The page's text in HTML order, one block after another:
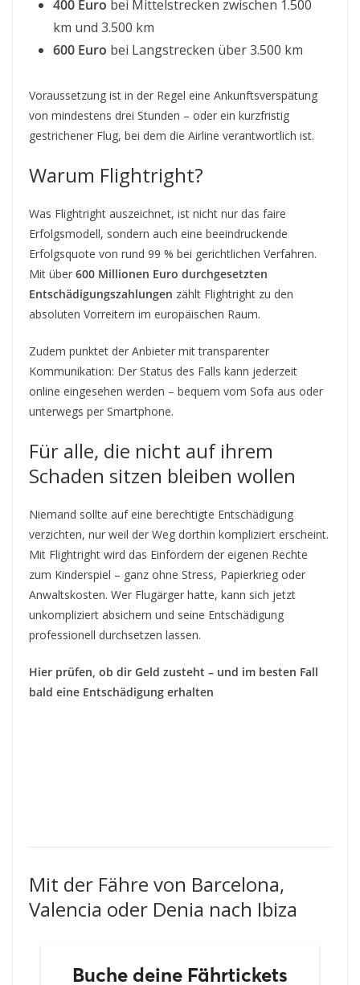
400 Euro bei Mittelstrecken zwischen 1.500
km und 3.500 km
600 Euro bei Langstrecken über 3.500 km
Voraussetzung ist in der Regel eine Ankunftsverspätung
von mindestens drei Stunden – oder ein kurzfristig
gestrichener Flug, bei dem die Airline verantwortlich ist.
Warum Flightright?
Was Flightright auszeichnet, ist nicht nur das faire
Erfolgsmodell, sondern auch eine beeindruckende
Erfolgsquote von rund 99 % bei gerichtlichen Verfahren.
Mit über 600 Millionen Euro durchgesetzten
Entschädigungszahlungen zählt Flightright zu den
absoluten Vorreitern im europäischen Raum.
Zudem punktet der Anbieter mit transparenter
Kommunikation: Der Status des Falls kann jederzeit
online eingesehen werden – bequem vom Sofa aus oder
unterwegs per Smartphone.
Für alle, die nicht auf ihrem
Schaden sitzen bleiben wollen
Niemand sollte auf eine berechtigte Entschädigung
verzichten, nur weil der Weg dorthin kompliziert erscheint.
Mit Flightright wird das Einfordern der eigenen Rechte
zum Kinderspiel – ganz ohne Stress, Papierkrieg oder
Anwaltskosten. Wer Flugärger hatte, kann sich jetzt
unkompliziert absichern und seine Entschädigung
professionell durchsetzen lassen.
Hier prüfen, ob dir Geld zusteht – und im besten Fall
bald eine Entschädigung erhalten
Mit der Fähre von Barcelona,
Valencia oder Denia nach Ibiza